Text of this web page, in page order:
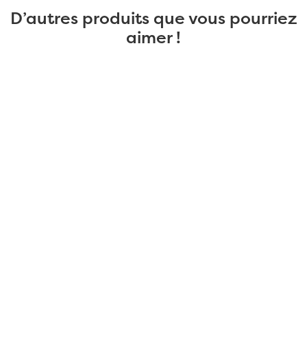
D’autres produits que vous pourriez
aimer !